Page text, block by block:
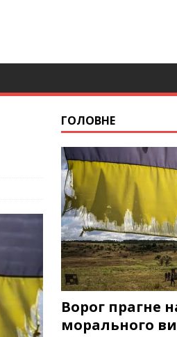
ГОЛОВНЕ
Ворог прагне
морального